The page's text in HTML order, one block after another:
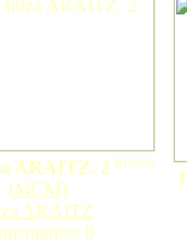
ARAITZ. 2 nuevo
(MCM)
ARAITZ
0